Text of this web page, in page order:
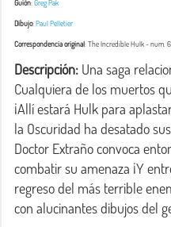
Guión:Greg Pak
Dibujo:Paul Pelletier
Correspondencia original:The Incredible Hulk- num.
Descripción: Una saga
Cualquiera de los muertos
¡Allí estará Hulk para
la Oscuridad ha desatado
Doctor Extraño convoca
combatir su amenaza ¡Y
regreso del más terrible
con alucinantes dibujos del